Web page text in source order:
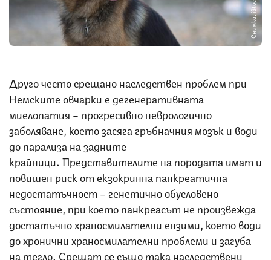
Снимка: iStock
Друго често срещано наследствен проблем при
Немските овчарки е дегенеративната
миелопатия – прогресивно неврологично
заболяване, което засяга гръбначния мозък и води
до парализа на задните
крайници. Представителите на породата имат и
повишен риск от екзокринна панкреатична
недостатъчност – генетично обусловено
състояние, при което панкреасът не произвежда
достатъчно храносмилателни ензими, което води
до хронични храносмилателни проблеми и загуба
на тегло. Срещат се също така наследствени